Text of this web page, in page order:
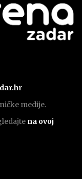
medije.
na ovoj